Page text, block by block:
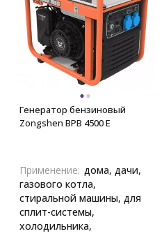
Генератор бензиновый
Zongshen BPB 4500 E
Применение: дома, дачи,
газового котла,
стиральной машины, для
сплит-системы,
холодильника,